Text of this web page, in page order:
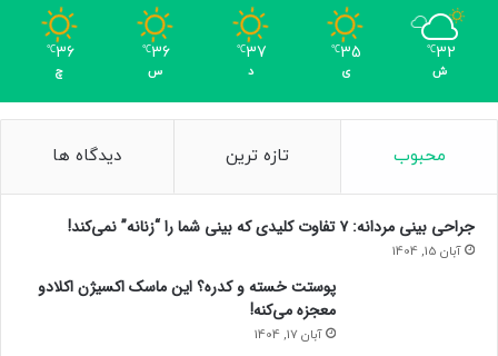
32
℃
ش
35
℃
ی
37
℃
د
36
℃
س
36
℃
چ
محبوب تازه ترین دیدگاه ها
جراحی بینی مردانه: ۷ تفاوت کلیدی که بینی شما را “زنانه” نمی‌کند!
آبان 15, 1404
پوستت خسته و کدره؟ این ماسک اکسیژن اکلادو
معجزه می‌کنه!
آبان 17, 1404